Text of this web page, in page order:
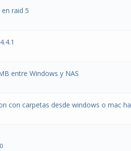
raid 5
entre Windows y NAS
con carpetas desde windows o mac